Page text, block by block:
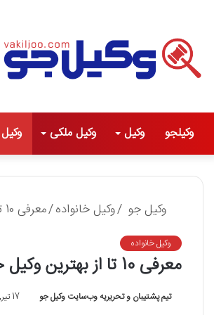
وکیلجو وکیل وکیل ملکی
وکیل جو /وکیل خانواده/معرفی 10 تا از بهترین وکیل خانواده در سمنان ✅【سال1405】⚖️
وکیل خانواده
معرفی 10 تا از بهترین وکیل خانواده در سمنان ✅【سال1405】⚖️
تیم پشتیبان و تحریریه وب‌سایت وکیل جو 17 تیر, 1405